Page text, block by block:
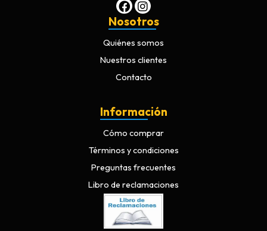
Nosotros
Quiénes somos
Nuestros clientes
Contacto
Información
Cómo comprar
Términos y condiciones
Preguntas frecuentes
Libro de reclamaciones